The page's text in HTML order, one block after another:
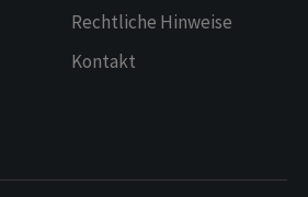
Rechtliche Hinweise
Kontakt